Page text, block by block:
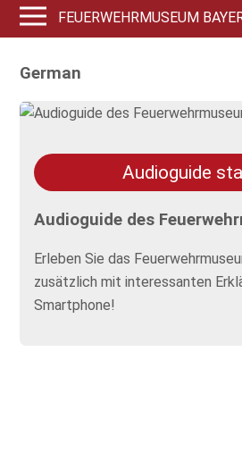
FEUERWEHRMUSEUM
German
Audioguide
Audioguide des
Erleben Sie das
zusätzlich mit interessanten
Smartphone!